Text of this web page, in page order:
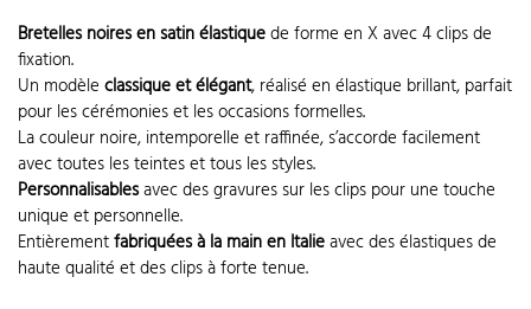
Bretelles noires en satin élastiquede forme en X avec 4 clips de
fixation.
Un modèle classique et élégant, réalisé en élastique brillant, parfait
pour les cérémonies et les occasions formelles.
La couleur noire, intemporelle et raffinée, s’accorde facilement
avec toutes les teintes et tous les styles.
Personnalisablesavec des gravures sur les clips pour une touche
unique et personnelle.
Entièrementfabriquées à la main en Italieavec des élastiques de
haute qualité et des clips à forte tenue.